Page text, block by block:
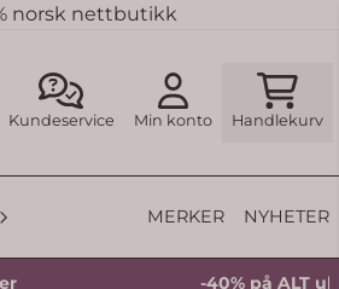
norsk nettbutikk
Kundeservice Min konto Handlekurv
MERKER NYHETER
-40% på ALT ulltøy fra